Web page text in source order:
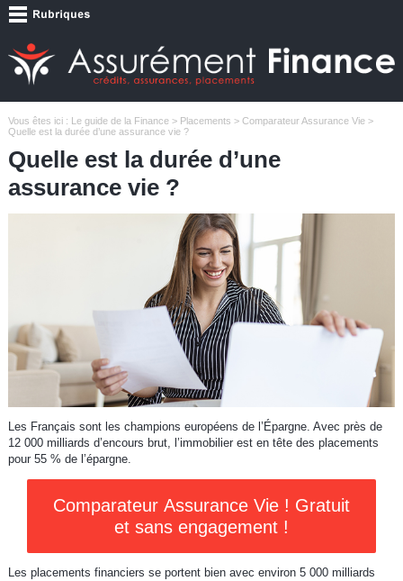
Vous êtes ici : Le guide de la Finance> Placements > Comparateur Assurance Vie>
Quelle est la durée d’une assurance vie ?
Quelle est la durée d’une
assurance vie ?
Les Français sont les champions européens de l’Épargne. Avec près de
12 000 milliards d’encours brut, l’immobilier est en tête des placements
pour 55 % de l’épargne.
Comparateur Assurance Vie ! Gratuit
et sans engagement !
Les placements financiers se portent bien avec environ 5 000 milliards